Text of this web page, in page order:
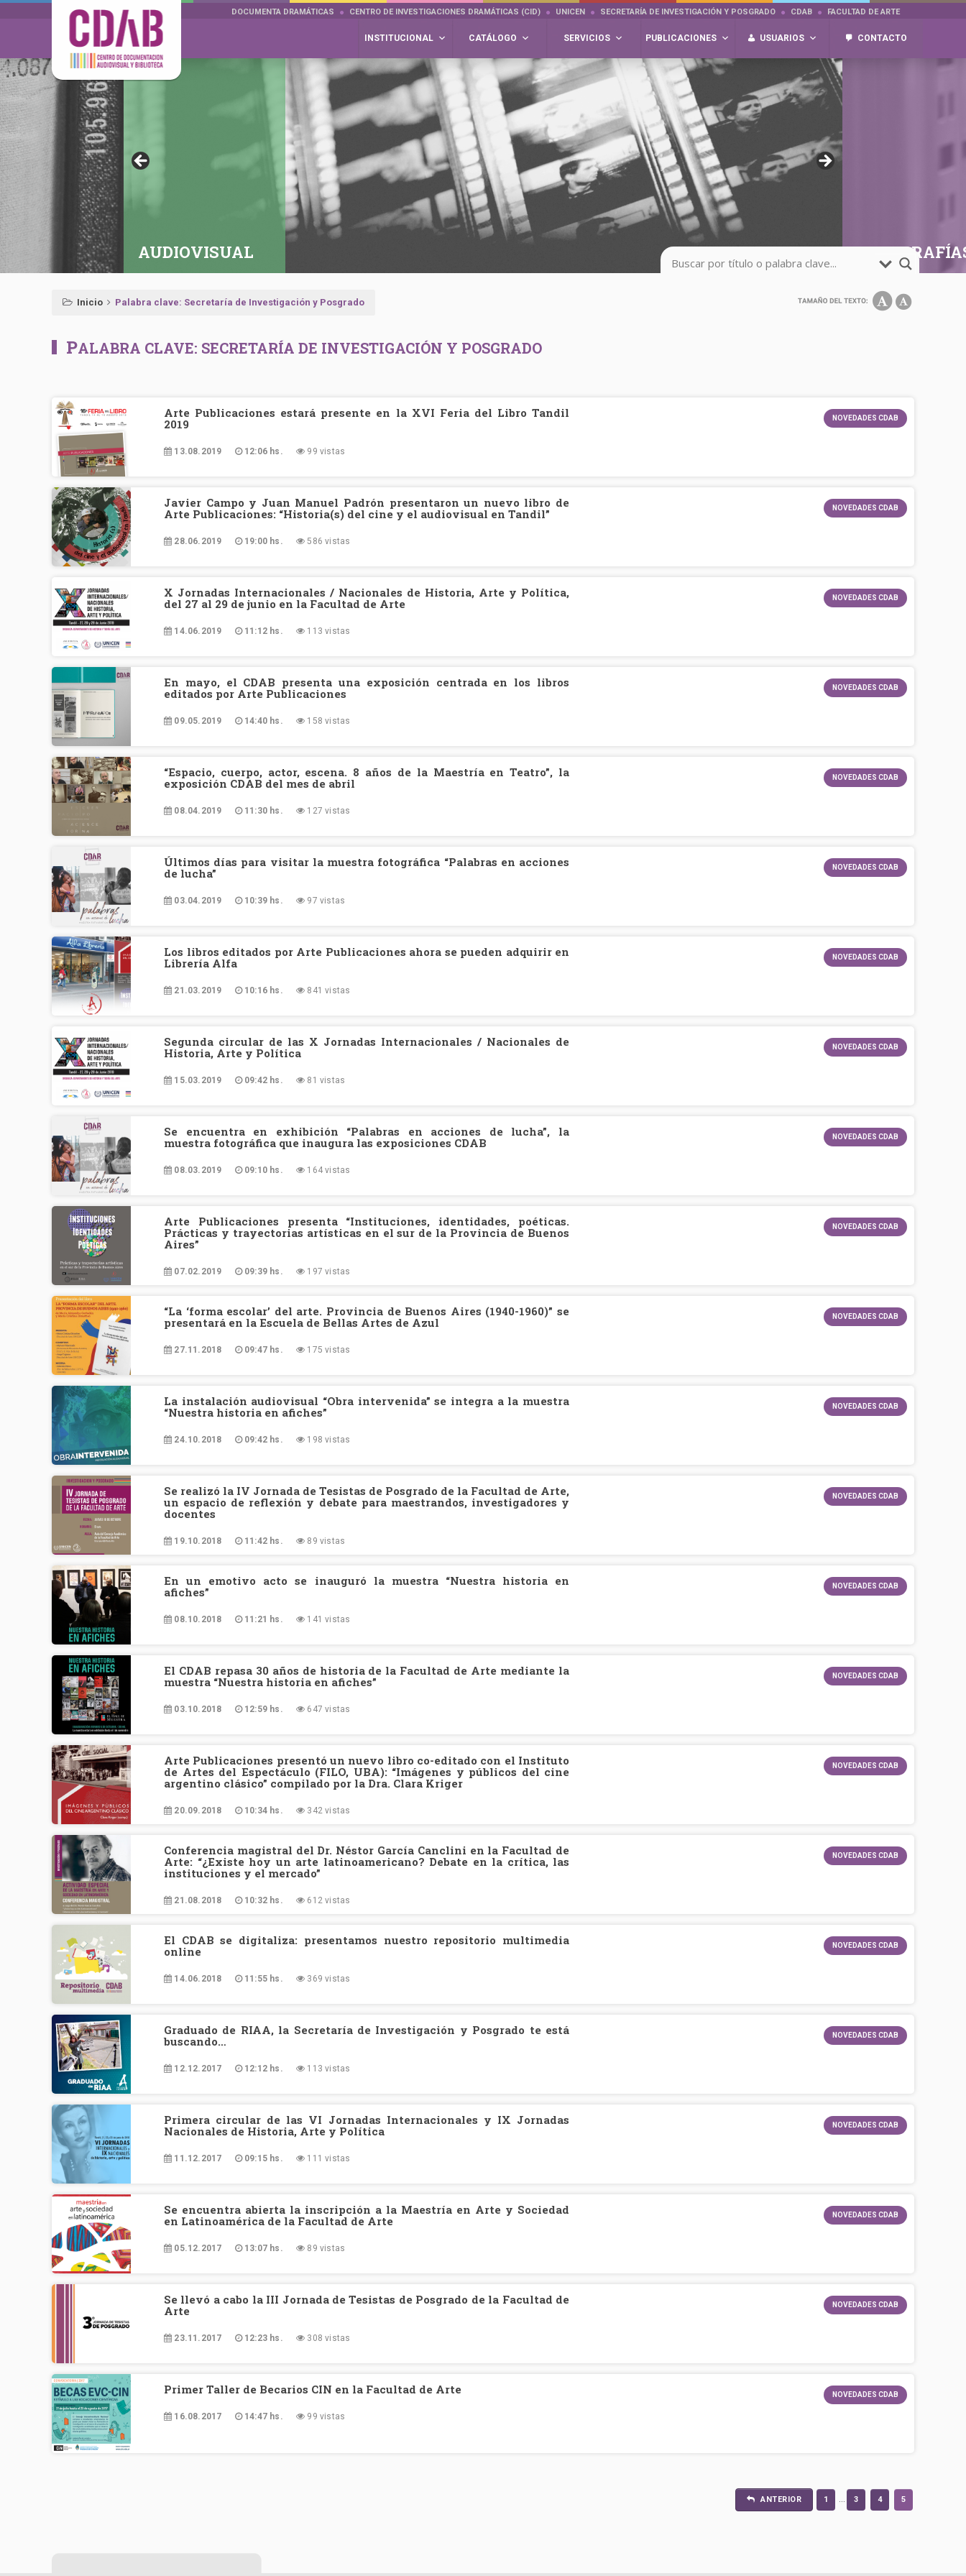
DOCUMENTA DRAMÁTICAS CENTRO DE INVESTIGACIONES DRAMÁTICAS (CID) UNICEN SECRETARÍA DE INVESTIGACIÓN Y POSGRADO CDAB FACULTAD DE ARTE
INSTITUCIONAL CATÁLOGO SERVICIOS PUBLICACIONES USUARIOS CONTACTO
AUDIOVISUAL
Inicio Palabra clave: Secretaría de Investigación y Posgrado
PALABRA CLAVE: SECRETARÍA DE INVESTIGACIÓN Y POSGRADO
Arte Publicaciones estará presente en la XVI Feria del Libro Tandil
2019
13.08.2019 12:06 hs. 99 vistas
NOVEDADES CDAB
Javier Campo y Juan Manuel Padrón presentaron un nuevo libro de
Arte Publicaciones: “Historia(s) del cine y el audiovisual en Tandil”
28.06.2019 19:00 hs. 586 vistas
NOVEDADES CDAB
X Jornadas Internacionales / Nacionales de Historia, Arte y Política,
del 27 al 29 de junio en la Facultad de Arte
14.06.2019 11:12 hs. 113 vistas
NOVEDADES CDAB
En mayo, el CDAB presenta una exposición centrada en los libros
editados por Arte Publicaciones
09.05.2019 14:40 hs. 158 vistas
NOVEDADES CDAB
“Espacio, cuerpo, actor, escena. 8 años de la Maestría en Teatro”, la
exposición CDAB del mes de abril
08.04.2019 11:30 hs. 127 vistas
NOVEDADES CDAB
Últimos días para visitar la muestra fotográfica “Palabras en acciones
de lucha”
03.04.2019 10:39 hs. 97 vistas
NOVEDADES CDAB
Los libros editados por Arte Publicaciones ahora se pueden adquirir en
Librería Alfa
21.03.2019 10:16 hs. 841 vistas
NOVEDADES CDAB
Segunda circular de las X Jornadas Internacionales / Nacionales de
Historia, Arte y Política
15.03.2019 09:42 hs. 81 vistas
NOVEDADES CDAB
Se encuentra en exhibición “Palabras en acciones de lucha”, la
muestra fotográfica que inaugura las exposiciones CDAB
08.03.2019 09:10 hs. 164 vistas
NOVEDADES CDAB
Arte Publicaciones presenta “Instituciones, identidades, poéticas.
Prácticas y trayectorias artísticas en el sur de la Provincia de Buenos
Aires”
07.02.2019 09:39 hs. 197 vistas
NOVEDADES CDAB
“La ‘forma escolar’ del arte. Provincia de Buenos Aires (1940-1960)” se
presentará en la Escuela de Bellas Artes de Azul
27.11.2018 09:47 hs. 175 vistas
NOVEDADES CDAB
La instalación audiovisual “Obra intervenida” se integra a la muestra
“Nuestra historia en afiches”
24.10.2018 09:42 hs. 198 vistas
NOVEDADES CDAB
Se realizó la IV Jornada de Tesistas de Posgrado de la Facultad de Arte,
un espacio de reflexión y debate para maestrandos, investigadores y
docentes
19.10.2018 11:42 hs. 89 vistas
NOVEDADES CDAB
En un emotivo acto se inauguró la muestra “Nuestra historia en
afiches”
08.10.2018 11:21 hs. 141 vistas
NOVEDADES CDAB
El CDAB repasa 30 años de historia de la Facultad de Arte mediante la
muestra “Nuestra historia en afiches”
03.10.2018 12:59 hs. 647 vistas
NOVEDADES CDAB
Arte Publicaciones presentó un nuevo libro co-editado con el Instituto
de Artes del Espectáculo (FILO, UBA): “Imágenes y públicos del cine
argentino clásico” compilado por la Dra. Clara Kriger
20.09.2018 10:34 hs. 342 vistas
NOVEDADES CDAB
Conferencia magistral del Dr. Néstor García Canclini en la Facultad de
Arte: “¿Existe hoy un arte latinoamericano? Debate en la crítica, las
instituciones y el mercado”
21.08.2018 10:32 hs. 612 vistas
NOVEDADES CDAB
El CDAB se digitaliza: presentamos nuestro repositorio multimedia
online
14.06.2018 11:55 hs. 369 vistas
NOVEDADES CDAB
Graduado de RIAA, la Secretaría de Investigación y Posgrado te está
buscando…
12.12.2017 12:12 hs. 113 vistas
NOVEDADES CDAB
Primera circular de las VI Jornadas Internacionales y IX Jornadas
Nacionales de Historia, Arte y Política
11.12.2017 09:15 hs. 111 vistas
NOVEDADES CDAB
Se encuentra abierta la inscripción a la Maestría en Arte y Sociedad
en Latinoamérica de la Facultad de Arte
05.12.2017 13:07 hs. 89 vistas
NOVEDADES CDAB
Se llevó a cabo la III Jornada de Tesistas de Posgrado de la Facultad de
Arte
23.11.2017 12:23 hs. 308 vistas
NOVEDADES CDAB
Primer Taller de Becarios CIN en la Facultad de Arte
16.08.2017 14:47 hs. 99 vistas
NOVEDADES CDAB
ANTERIOR 1 3 4 5